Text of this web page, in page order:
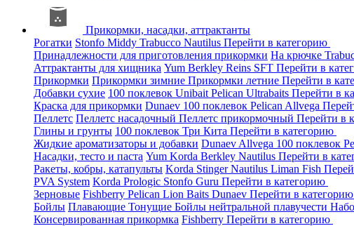
Прикормки, насадки, аттрактанты
Рогатки Stonfo Middy Trabucco Nautilus Перейти в категорию
Принадлежности для приготовления прикормки На крючке
Аттрактанты для хищника Yum Berkley Reins SFT Перейти в
Прикормки Прикормки зимние Прикормки летние Перейти в
Добавки сухие 100 поклевок Unibait Pelican Ultrabaits Перейти в
Краска для прикормки Dunaev 100 поклевок Pelican Allvega
Пеллетс Пеллетс насадочный Пеллетс прикормочный Перейти в
Глины и грунты 100 поклевок Три Кита Перейти в категорию
Жидкие ароматизаторы и добавки Dunaev Allvega 100 поклевок
Насадки, тесто и паста Yum Korda Berkley Nautilus Перейти в
Ракеты, кобры, катапульты Korda StingerNautilus Liman Fish
PVA System Korda Prologic Stonfo Guru Перейти в категорию
Зерновые Fishberry Pelican Lion Baits Dunaev Перейти в категорию
Бойлы Плавающие Тонущие Бойлы нейтральной плавучести
Консервированная прикормка Fishberry Перейти в категорию